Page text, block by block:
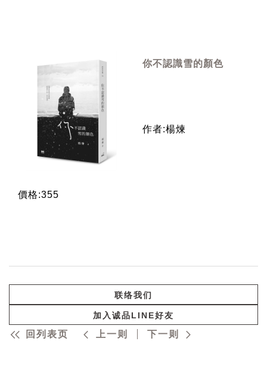
你不認識雪的顏色
作者:楊煉
價格:355
联络我们
加入诚品LINE好友
回列表页 上一则 下一则